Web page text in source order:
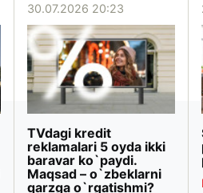
30.07.2026 20:23
TVdagi kredit
reklamalari 5 oyda ikki
baravar ko`paydi.
Maqsad – o`zbeklarni
qarzga o`rgatishmi?